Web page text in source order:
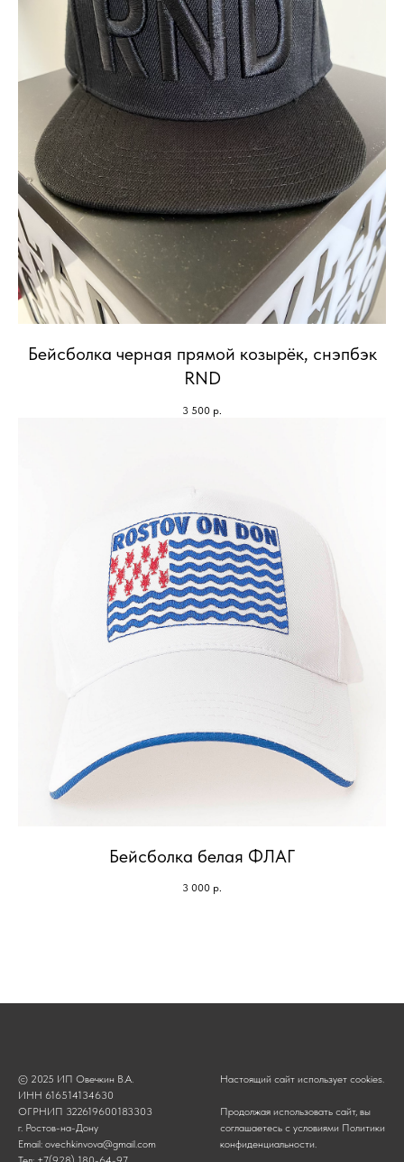
Бейсболка черная прямой козырёк, снэпбэк
RND
3 500 р.
Бейсболка белая ФЛАГ
3 000 р.
© 2025 ИП Овечкин В.А.
ИНН 616514134630
ОГРНИП 322619600183303
г. Ростов-на-Дону
Email: ovechkinvova@gmail.com
Настоящий сайт использует cookies.
Продолжая использовать сайт, вы
соглашаетесь с условиями Политики
конфиденциальности.